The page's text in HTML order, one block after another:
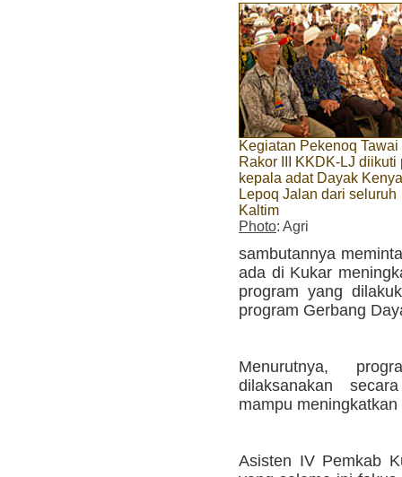
Kegiatan Pekenoq Tawai
Rakor III KKDK-LJ diikuti
kepala adat Dayak
Lepoq Jalan dari seluruh
Kaltim
Photo: Agri
sambutannya
ada di Kukar
program yang
program Gerbang
Menurutnya,
dilaksanakan
mampu
Asisten IV Pemkab